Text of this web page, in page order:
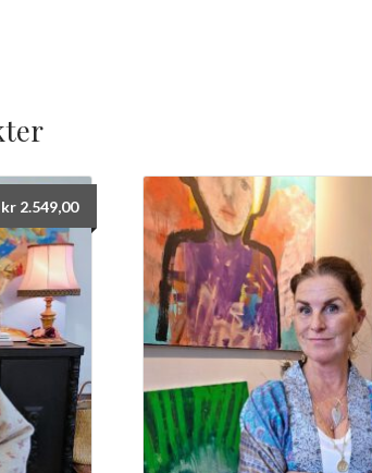
kr2.549,00